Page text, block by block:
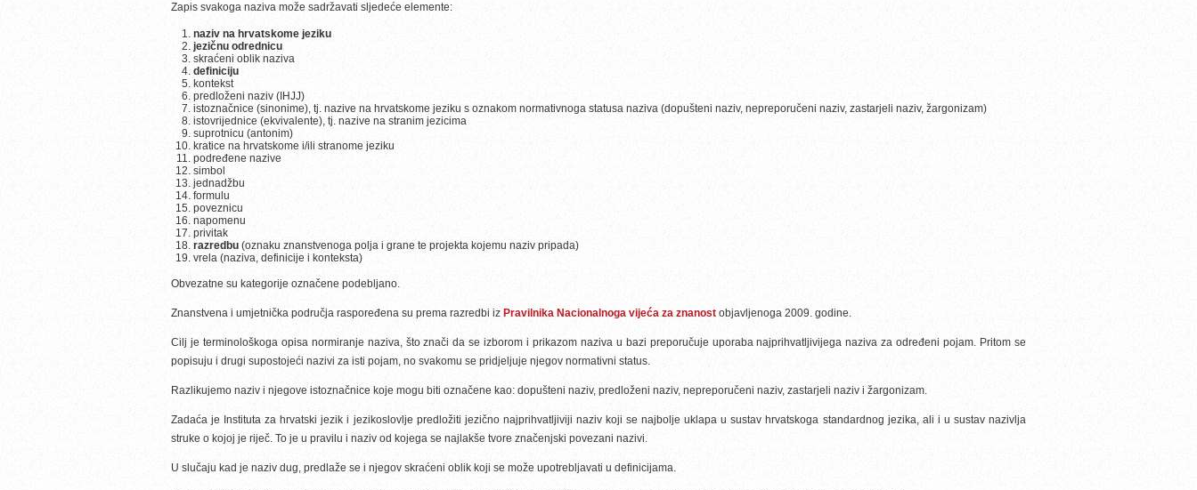
Zapis svakoga naziva može sadržavati sljedeće elemente:
naziv na hrvatskome jeziku
jezičnu odrednicu
skraćeni oblik naziva
definiciju
kontekst
predloženi naziv (IHJJ)
istoznačnice (sinonime), tj. nazive na hrvatskome jeziku s oznakom normativnoga statusa naziva (dopušteni naziv, nepreporučeni naziv, zastarjeli naziv, žargonizam)
istovrijednice (ekvivalente), tj. nazive na stranim jezicima
suprotnicu (antonim)
kratice na hrvatskome i/ili stranome jeziku
podređene nazive
simbol
jednadžbu
formulu
poveznicu
napomenu
privitak
razredbu (oznaku znanstvenoga polja i grane te projekta kojemu naziv pripada)
vrela (naziva, definicije i konteksta)
Obvezatne su kategorije označene podebljano.
Znanstvena i umjetnička područja raspoređena su prema razredbi iz Pravilnika Nacionalnoga vijeća za znanost objavljenoga 2009. godine.
Cilj je terminološkoga opisa normiranje naziva, što znači da se izborom i prikazom naziva u bazi preporučuje uporaba najprihvatljivijega naziva za određeni pojam. Pritom se
popisuju i drugi supostojeći nazivi za isti pojam, no svakomu se pridjeljuje njegov normativni status.
Razlikujemo naziv i njegove istoznačnice koje mogu biti označene kao: dopušteni naziv, predloženi naziv, nepreporučeni naziv, zastarjeli naziv i žargonizam.
Zadaća je Instituta za hrvatski jezik i jezikoslovlje predložiti jezično najprihvatljiviji naziv koji se najbolje uklapa u sustav hrvatskoga standardnog jezika, ali i u sustav nazivlja
struke o kojoj je riječ. To je u pravilu i naziv od kojega se najlakše tvore značenjski povezani nazivi.
U slučaju kad je naziv dug, predlaže se i njegov skraćeni oblik koji se može upotrebljavati u definicijama.